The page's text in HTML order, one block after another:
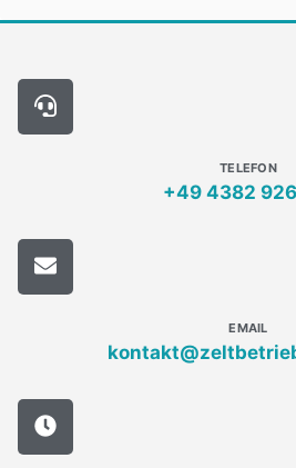
TELEFON
+49 4382
EMAIL